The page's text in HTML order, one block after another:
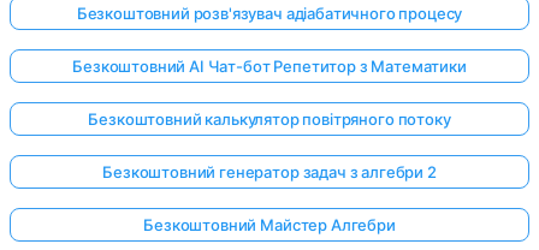
Безкоштовний розв'язувач адіабатичного процесу
Безкоштовний AI Чат-бот Репетитор з Математики
Безкоштовний калькулятор повітряного потоку
Безкоштовний генератор задач з алгебри 2
Безкоштовний Майстер Алгебри